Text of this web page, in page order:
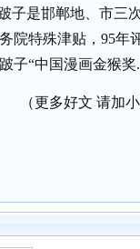
子是邯郸地、市三
院特殊津贴， 95年
子“中国漫画金猴奖.
（更多好文 请加